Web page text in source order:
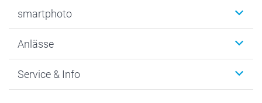
Fotogeschenke
MyNameBook
Fotoabzüge, Fotos als Buch & Poster
smartphoto
Warum smartphoto
Datenschutz
Anlässe
Neujahr
Service & Info